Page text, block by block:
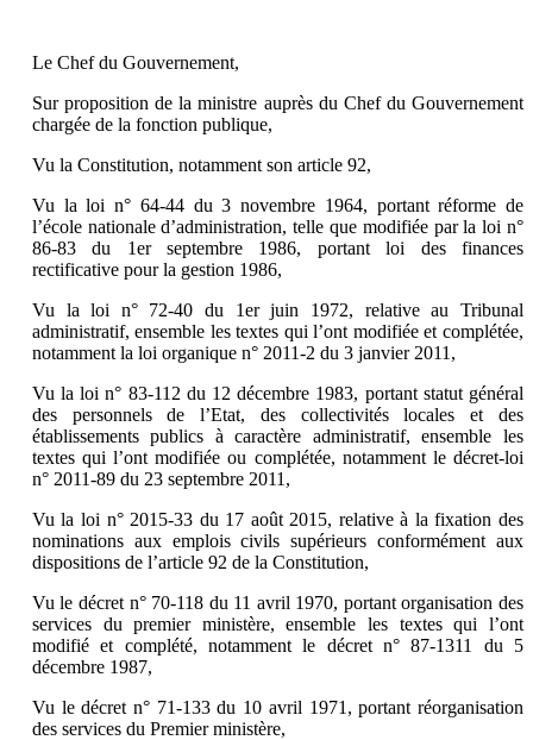
Le Chef du Gouvernement,
Sur proposition de la ministre auprès du Chef du Gouvernement
chargée de la fonction publique,
Vu la Constitution, notamment son article 92,
Vu la loi n° 64-44 du 3 novembre 1964, portant réforme de
l’école nationale d’administration, telle que modifiée par la loi n°
86-83 du 1er septembre 1986, portant loi des finances
rectificative pour la gestion 1986,
Vu la loi n° 72-40 du 1er juin 1972, relative au Tribunal
administratif, ensemble les textes qui l’ont modifiée et complétée,
notamment la loi organique n° 2011-2 du 3 janvier 2011,
Vu la loi n° 83-112 du 12 décembre 1983, portant statut général
des personnels de l’Etat, des collectivités locales et des
établissements publics à caractère administratif, ensemble les
textes qui l’ont modifiée ou complétée, notamment le décret-loi
n° 2011-89 du 23 septembre 2011,
Vu la loi n° 2015-33 du 17 août 2015, relative à la fixation des
nominations aux emplois civils supérieurs conformément aux
dispositions de l’article 92 de la Constitution,
Vu le décret n° 70-118 du 11 avril 1970, portant organisation des
services du premier ministère, ensemble les textes qui l’ont
modifié et complété, notamment le décret n° 87-1311 du 5
décembre 1987,
Vu le décret n° 71-133 du 10 avril 1971, portant réorganisation
des services du Premier ministère,